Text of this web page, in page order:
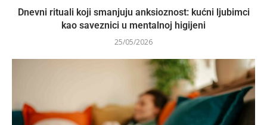
Dnevni rituali koji smanjuju anksioznost: kućni ljubimci
kao saveznici u mentalnoj higijeni
25/05/2026